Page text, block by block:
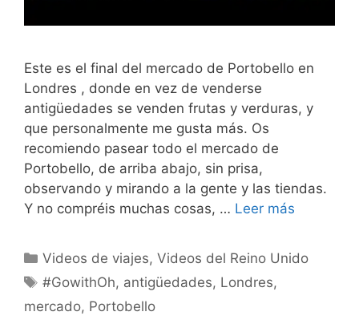
Este es el final del mercado de Portobello en
Londres , donde en vez de venderse
antigüedades se venden frutas y verduras, y
que personalmente me gusta más. Os
recomiendo pasear todo el mercado de
Portobello, de arriba abajo, sin prisa,
observando y mirando a la gente y las tiendas.
Y no compréis muchas cosas, … Leer más
Categorías
Videos de viajes,Videos del Reino Unido
Etiquetas
#GowithOh, antigüedades, Londres,
mercado, Portobello